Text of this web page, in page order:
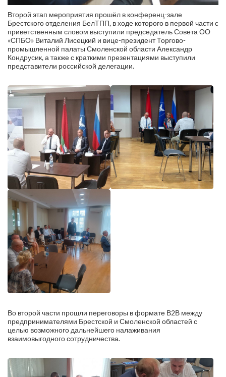
Второй этап мероприятия прошёл в конференц-зале
Брестского отделения БелТПП, в ходе которого в первой части с
приветственным словом выступили председатель Совета ОО
«СПБО» Виталий Лисецкий и вице-президент Торгово-
промышленной палаты Смоленской области Александр
Кондрусик, а также с краткими презентациями выступили
представители российской делегации.
Во второй части прошли переговоры в формате В2В между
предпринимателями Брестской и Смоленской областей с
целью возможного дальнейшего налаживания
взаимовыгодного сотрудничества.